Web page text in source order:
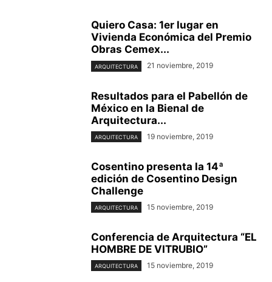
Quiero Casa: 1er lugar en
Vivienda Económica del Premio
Obras Cemex...
ARQUITECTURA 21 noviembre, 2019
Resultados para el Pabellón de
México en la Bienal de
Arquitectura...
ARQUITECTURA 19 noviembre, 2019
Cosentino presenta la 14ª
edición de Cosentino Design
Challenge
ARQUITECTURA 15 noviembre, 2019
Conferencia de Arquitectura “EL
HOMBRE DE VITRUBIO”
ARQUITECTURA 15 noviembre, 2019